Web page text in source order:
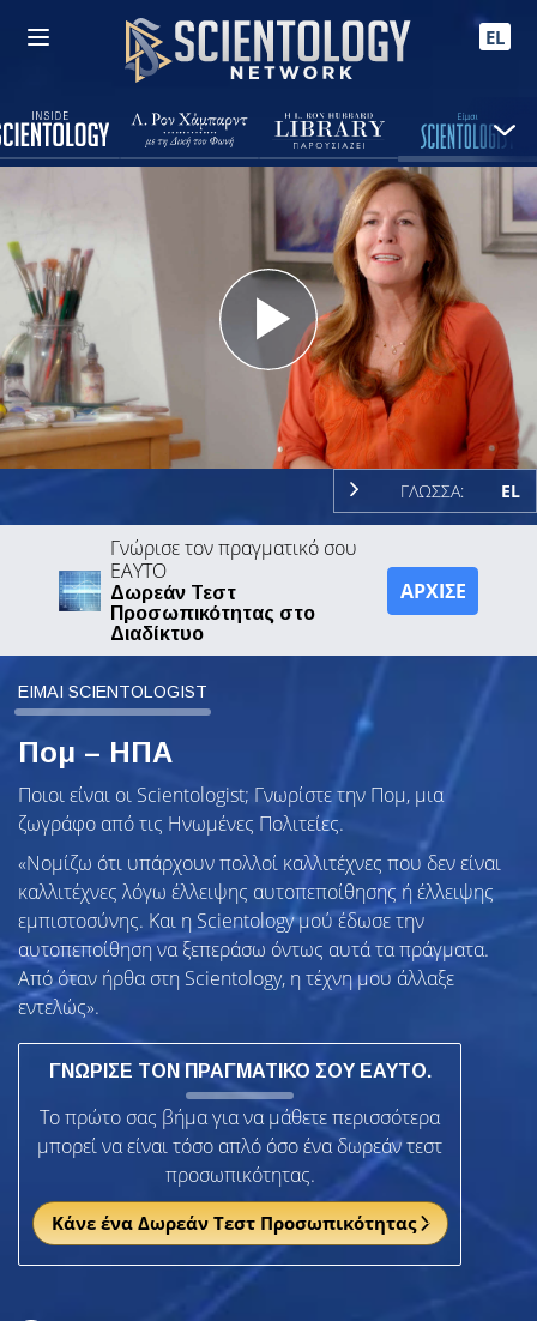
EL
Play
Video
ΓΛΩΣΣΑ: EL
Γνώρισε τον πραγματικό σου
ΕΑΥΤΟ
Δωρεάν Τεστ
Προσωπικότητας στο
Διαδίκτυο
ΑΡΧΙΣΕ
ΕΙΜΑΙ SCIENTOLOGIST
Πομ – ΗΠΑ
Ποιοι είναι οι Scientologist; Γνωρίστε την Πομ, μια
ζωγράφο από τις Ηνωμένες Πολιτείες.
«Νομίζω ότι υπάρχουν πολλοί καλλιτέχνες που δεν είναι
καλλιτέχνες λόγω έλλειψης αυτοπεποίθησης ή έλλειψης
εμπιστοσύνης. Και η Scientology μού έδωσε την
αυτοπεποίθηση να ξεπεράσω όντως αυτά τα πράγματα.
Από όταν ήρθα στη Scientology, η τέχνη μου άλλαξε
εντελώς».
ΓΝΩΡΙΣΕ ΤΟΝ ΠΡΑΓΜΑΤΙΚΟ ΣΟΥ ΕΑΥΤΟ.
Το πρώτο σας βήμα για να μάθετε περισσότερα
μπορεί να είναι τόσο απλό όσο ένα δωρεάν τεστ
προσωπικότητας.
Κάνε ένα Δωρεάν Τεστ Προσωπικότητας